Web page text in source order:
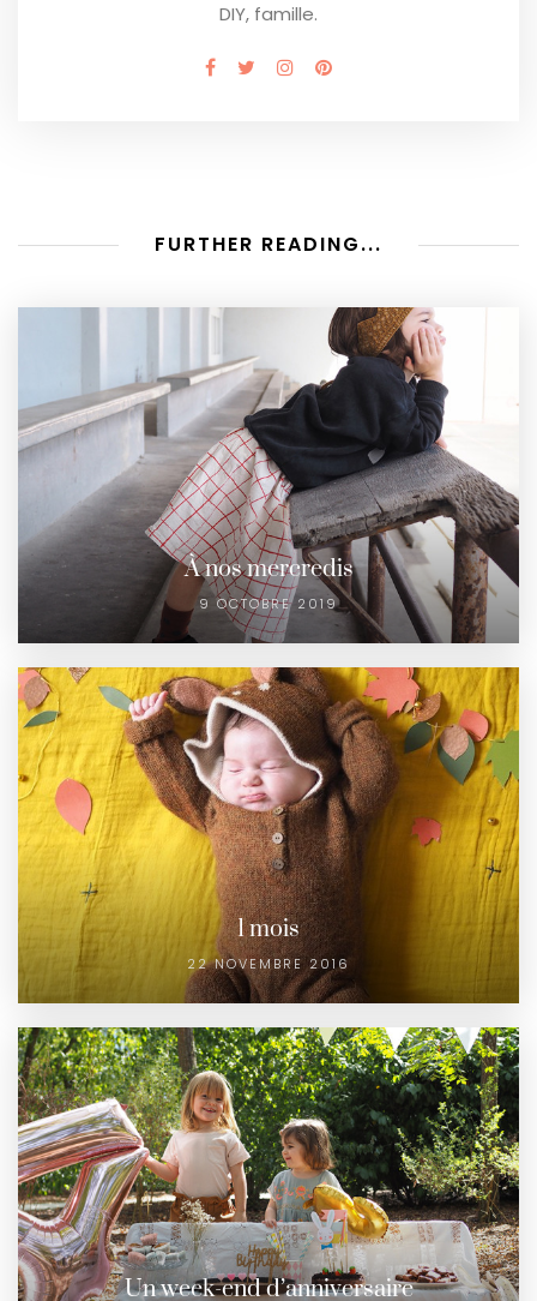
DIY, famille.
FURTHER READING...
À nos mercredis
9 OCTOBRE 2019
1 mois
22 NOVEMBRE 2016
Un week-end d’anniversaire